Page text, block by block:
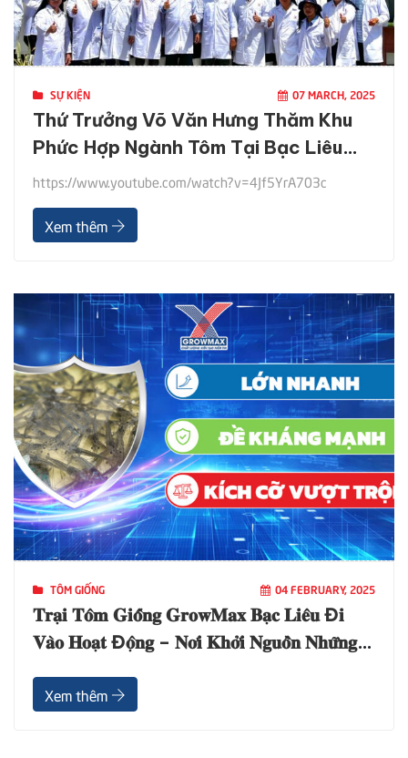
SỰ KIỆN 07 MARCH, 2025
Thứ Trưởng Võ Văn Hưng Thăm Khu
Phức Hợp Ngành Tôm Tại Bạc Liêu
Của Tập Đoàn GrowMax
https://www.youtube.com/watch?v=4Jf5YrA703c
Xem thêm
TÔM GIỐNG 04 FEBRUARY, 2025
𝐓𝐫𝐚̣𝐢 𝐓𝐨̂𝐦 𝐆𝐢𝐨̂́𝐧𝐠 𝐆𝐫𝐨𝐰𝐌𝐚𝐱 𝐁𝐚̣𝐜 𝐋𝐢𝐞̂𝐮 Đ𝐢
𝐕𝐚̀𝐨 𝐇𝐨𝐚̣𝐭 Đ𝐨̣̂𝐧𝐠 – 𝐍𝐨̛𝐢 𝐊𝐡𝐨̛̉𝐢 𝐍𝐠𝐮𝐨̂̀𝐧 𝐍𝐡𝐮̛̃𝐧𝐠
Xem thêm